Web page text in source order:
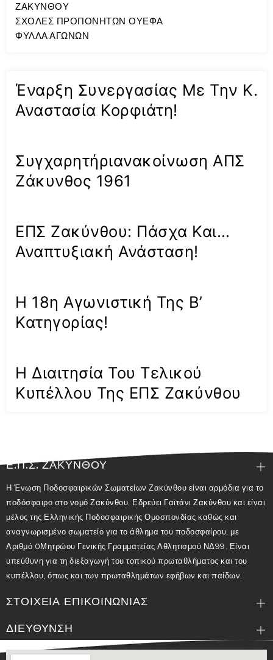
ΖΑΚΥΝΘΟΥ
ΣΧΟΛΕΣ ΠΡΟΠΟΝΗΤΩΝ ΟΥΕΦΑ
ΦΥΛΛΑ ΑΓΩΝΩΝ
Έναρξη Συνεργασίας Με Την Κ.
Αναστασία Κορφιάτη!
Συγχαρητήριανακοίνωση ΑΠΣ
Ζάκυνθος 1961
ΕΠΣ Ζακύνθου: Πάσχα Και…
Αναπτυξιακή Ανάσταση!
Η 18η Αγωνιστική Της Β’
Κατηγορίας!
Η Διαιτησία Του Τελικού
Κυπέλλου Της ΕΠΣ Ζακύνθου
Ε.Π.Σ. ΖΑΚΥΝΘΟΥ
Η Ένωση Ποδοσφαιρικών Σωματείων Ζακύνθου είναι αρμόδια για το
ποδόσφαιρο στο νομό Ζακύνθου. Εδρεύει Γαϊτάνι Ζακύνθου και είναι
μέλος της Ελληνικής Ποδοσφαιρικής Ομοσπονδίας καθώς και
αναγνωρισμένο σωματείο για το άθλημα του ποδοσφαίρου, με
Αριθμό 0Μητρώου Γενικής Γραμματείας Αθλητισμού ΝΔ99. Είναι
υπεύθυνη για τη διεξαγωγή του τοπικού πρωταθλήματος και του
κυπέλλου, όπως και των πρωταθλημάτων εφήβων και παίδων.
ΣΤΟΙΧΕΙΑ ΕΠΙΚΟΙΝΩΝΙΑΣ
ΔΙΕΥΘΥΝΣΗ